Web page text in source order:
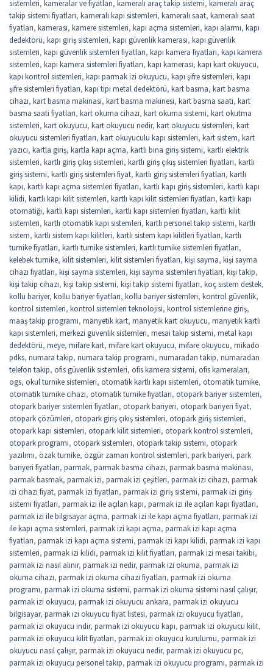
sistemleri, kameralar ve fiyatları, kameralı araç takip sistemi, kameralı araç
takip sistemi fiyatları, kameralı kapı sistemleri, kameralı saat, kameralı saat
fiyatları, kamerası, kamere sistemleri, kapı açma sistemleri, kapı alarmı, kapı
dedektörü, kapı giriş sistemleri, kapı güvenlik kamerası, kapı güvenlik
sistemleri, kapı güvenlik sistemleri fiyatları, kapı kamera fiyatları, kapı kamera
sistemleri, kapı kamera sistemleri fiyatları, kapı kamerası, kapı kart okuyucu,
kapı kontrol sistemleri, kapı parmak izi okuyucu, kapı şifre sistemleri, kapı
şifre sistemleri fiyatları, kapı tipi metal dedektörü, kart basma, kart basma
cihazı, kart basma makinası, kart basma makinesi, kart basma saati, kart
basma saati fiyatları, kart okuma cihazı, kart okuma sistemi, kart okutma
sistemleri, kart okuyucu, kart okuyucu nedir, kart okuyucu sistemleri, kart
okuyucu sistemleri fiyatları, kart okuyuculu kapı sistemleri, kart sistem, kart
yazıcı, kartla giriş, kartla kapı açma, kartlı bina giriş sistemi, kartlı elektrik
sistemleri, kartlı giriş çıkış sistemleri, kartlı giriş çıkış sistemleri fiyatları, kartlı
giriş sistemi, kartlı giriş sistemleri fiyat, kartlı giriş sistemleri fiyatları, kartlı
kapı, kartlı kapı açma sistemleri fiyatları, kartlı kapı giriş sistemleri, kartlı kapı
kilidi, kartlı kapı kilit sistemleri, kartlı kapı kilit sistemleri fiyatları, kartlı kapı
otomatiği, kartlı kapı sistemleri, kartlı kapı sistemleri fiyatları, kartlı kilit
sistemleri, kartlı otomatik kapı sistemleri, kartlı personel takip sistemi, kartlı
sistem, kartlı sistem kapı kilitleri, kartlı sistem kapı kilitleri fiyatları, kartlı
turnike fiyatları, kartlı turnike sistemleri, kartlı turnike sistemleri fiyatları,
kelebek turnike, kilit sistemleri, kilit sistemleri fiyatları, kişi sayma, kişi sayma
cihazı fiyatları, kişi sayma sistemleri, kişi sayma sistemleri fiyatları, kişi takip,
kişi takip cihazı, kişi takip sistemi, kişi takip sistemi fiyatları, koç sistem destek,
kollu bariyer, kollu bariyer fiyatları, kollu bariyer sistemleri, kontrol güvenlik,
kontrol sistemleri, kontrol sistemleri teknolojisi, kontrol sistemlerine giriş,
maaş takip programı, manyetik kart, manyetik kart okuyucu, manyetik kartlı
kapı sistemleri, merkezi güvenlik sistemleri, mesai takip sistemi, metal kapı
dedektörü, meye, mifare kart, mifare kart okuyucu, mifare okuyucu, mikado
pdks, numara takip, numara takip programı, numaradan takip, numaradan
telefon takip, ofis güvenlik sistemleri, ofis kamera sistemi, ofis kameraları,
ogs, okul turnike sistemleri, otomatik kartlı kapı sistemleri, otomatik turnike,
otomatik turnike cihazı, otomatik turnike fiyatları, otopark bariyer sistemleri,
otopark bariyer sistemleri fiyatları, otopark bariyeri, otopark bariyeri fiyat,
otopark çözümleri, otopark giriş çıkış sistemleri, otopark giriş sistemleri,
otopark kapı sistemleri, otopark kilit sistemleri, otopark kontrol sistemleri,
otopark programı, otopark sistemleri, otopark takip sistemi, otopark
yazılımı, özak turnike, özgür zaman kontrol sistemleri, park bariyeri, park
bariyeri fiyatları, parmak, parmak basma cihazı, parmak basma makinası,
parmak basmak, parmak izi, parmak izi çeşitleri, parmak izi cihazı, parmak
izi cihazı fiyat, parmak izi fiyatları, parmak izi giriş sistemi, parmak izi giriş
sistemi fiyatları, parmak izi ile açılan kapı, parmak izi ile açılan kapı fiyatları,
parmak izi ile bilgisayar açma, parmak izi ile kapı açma fiyatları, parmak izi
ile kapı açma sistemleri, parmak izi kapı açma, parmak izi kapı açma
fiyatları, parmak izi kapı açma sistemi, parmak izi kapı kilidi, parmak izi kapı
sistemleri, parmak izi kilidi, parmak izi kilit fiyatları, parmak izi mesai takibi,
parmak izi nasıl alınır, parmak izi nedir, parmak izi okuma, parmak izi
okuma cihazı, parmak izi okuma cihazı fiyatları, parmak izi okuma
programı, parmak izi okuma sistemi, parmak izi okuma sistemi nasıl çalışır,
parmak izi okuyucu, parmak izi okuyucu ankara, parmak izi okuyucu
bilgisayar, parmak izi okuyucu fiyat listesi, parmak izi okuyucu fiyatları,
parmak izi okuyucu indir, parmak izi okuyucu kapı, parmak izi okuyucu kilit,
parmak izi okuyucu kilit fiyatları, parmak izi okuyucu kurulumu, parmak izi
okuyucu nasıl çalışır, parmak izi okuyucu nedir, parmak izi okuyucu pc,
parmak izi okuyucu personel takip, parmak izi okuyucu programı, parmak izi